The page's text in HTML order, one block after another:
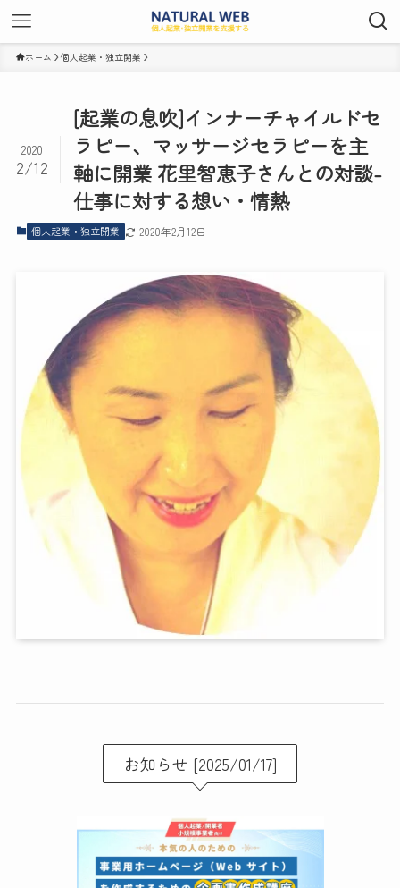
ホーム 個人起業・独立開業
[起業の息吹]インナーチャイルドセ
ラピー、マッサージセラピーを主
軸に開業 花里智恵子さんとの対談-
仕事に対する想い・情熱
2020
2/12
個人起業・独立開業 2020年2月12日
お知らせ [2025/01/17]